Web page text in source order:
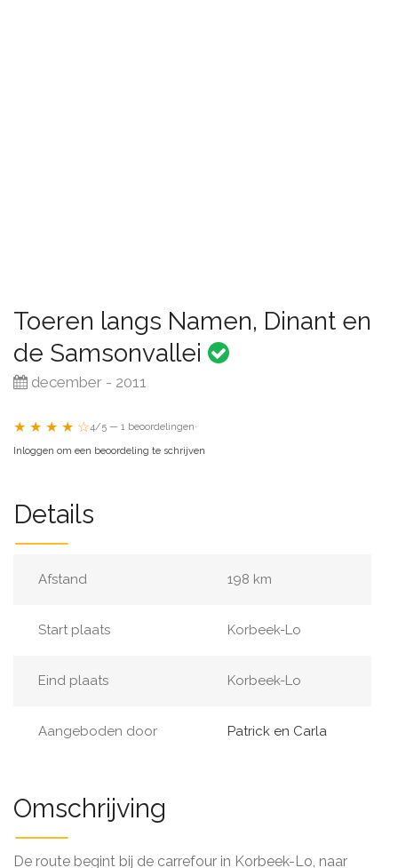
Toeren langs Namen, Dinant en
de Samsonvallei
december - 2011
★ ★ ★ ★ ☆4/5 — 1 beoordelingen·
Inloggen om een beoordeling te schrijven
Details
Afstand 198 km
Start plaats Korbeek-Lo
Eind plaats Korbeek-Lo
Aangeboden door Patrick en Carla
Omschrijving
De route begint bij de carrefour in Korbeek-Lo, naar